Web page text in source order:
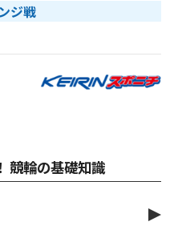
ジ戦
競輪の基礎知識